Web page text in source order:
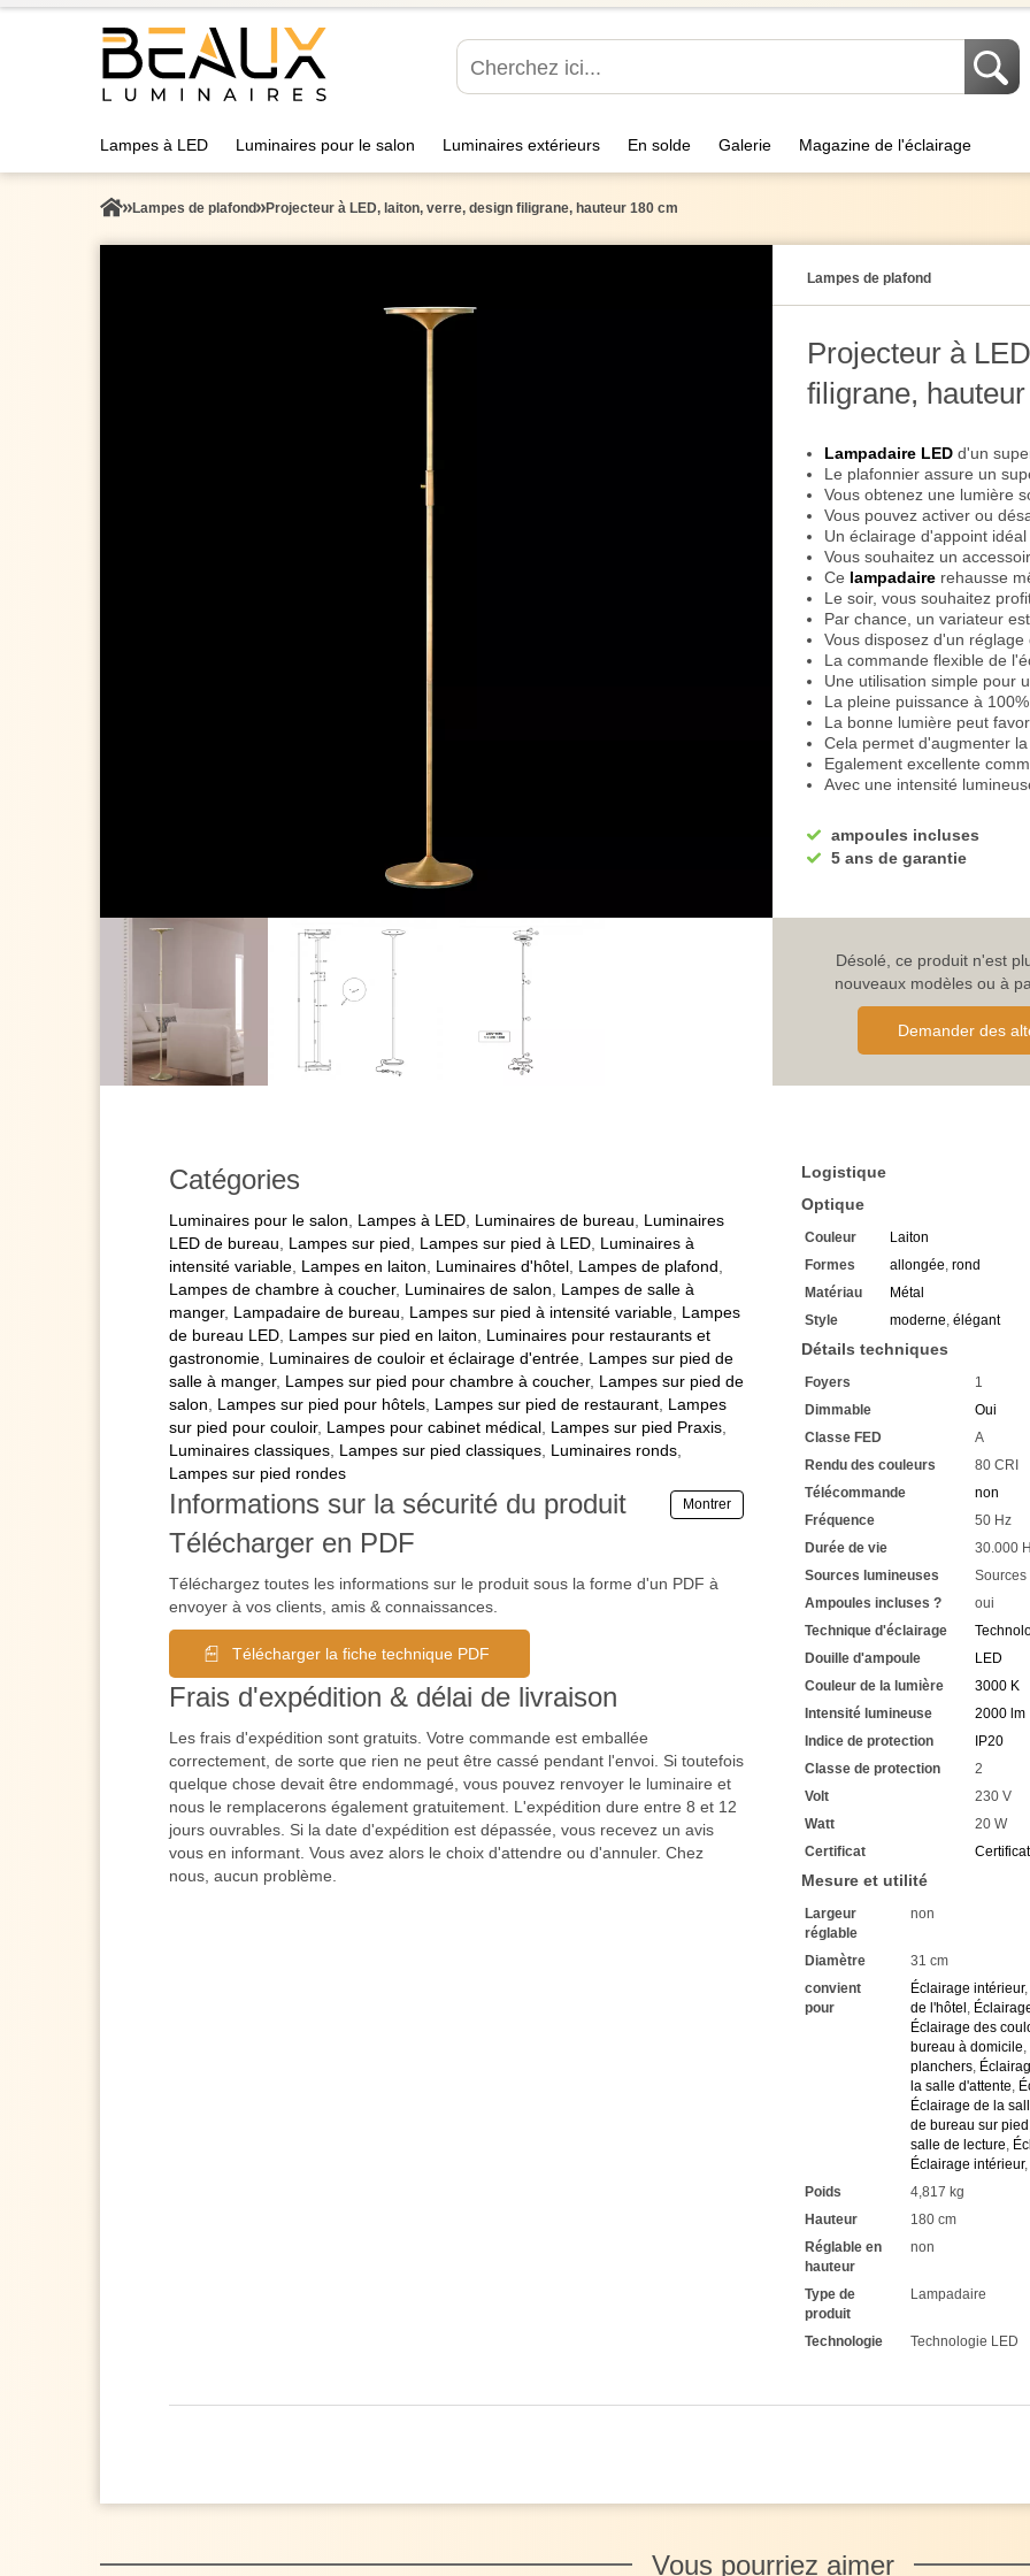
Lampes à LED Luminaires pour le salon Luminaires extérieurs En solde Galerie Magazine de l'éclairage
Lampes de plafond Projecteur à LED, laiton, verre, design filigrane, hauteur 180 cm
Lampes de plafond
Projecteur à
filigrane,
Lampadaire LED d'un
Le plafonnier assure un
Vous obtenez une lumière
Vous pouvez activer ou
Un éclairage d'appoint
Vous souhaitez un
Ce lampadaire rehausse
Le soir, vous souhaitez
Par chance, un variateur
Vous disposez d'un
La commande flexible de
Une utilisation simple pour
La pleine puissance à
La bonne lumière peut
Cela permet d'augmenter
Egalement excellente
Avec une intensité
Une lumière agréable pour
Une lumière très agréable
La faible intensité
Une lumière douce et
Le pied est rond et assure
Avec un bras en forme de
Il se dresse droit vers le
La tête de lampe en forme
Le corps est fabriqué en
Adaptation au
Lelampadaire à intensité
Marqué par la classification
Par conséquent, adapté
D'un diamètre de 31 cm
La hauteur du
Avec 1 LED SMD de 20 watts
Très faible consommation
La puissance lumineuse du
Equivalent à une ampoule
3000 kelvins vous offrent
Un indice de rendu des
Durée de vie extrêmement
Très facile à mettre en
Vous avez chez nous une
Si vous avez des
Renseignez-vous sur les
d'articles
Nous nous réjouissons de
ampoules incluses
5 ans de garantie
Désolé, ce produit n'est
nouveaux modèles ou à
Demander des
Catégories
Luminaires pour le salon, Lampes à LED, Luminaires de bureau, Luminaires
LED de bureau, Lampes sur pied, Lampes sur pied à LED, Luminaires à
intensité variable, Lampes en laiton, Luminaires d'hôtel, Lampes de plafond,
Lampes de chambre à coucher, Luminaires de salon, Lampes de salle à
manger, Lampadaire de bureau, Lampes sur pied à intensité variable, Lampes
de bureau LED, Lampes sur pied en laiton, Luminaires pour restaurants et
gastronomie, Luminaires de couloir et éclairage d'entrée, Lampes sur pied de
salle à manger, Lampes sur pied pour chambre à coucher, Lampes sur pied de
salon, Lampes sur pied pour hôtels, Lampes sur pied de restaurant, Lampes
sur pied pour couloir, Lampes pour cabinet médical, Lampes sur pied Praxis,
Luminaires classiques, Lampes sur pied classiques, Luminaires ronds,
Lampes sur pied rondes
Informations sur la sécurité du produit Montrer
Télécharger en PDF
Téléchargez toutes les informations sur le produit sous la forme d'un PDF à
envoyer à vos clients, amis & connaissances.
Télécharger la fiche technique PDF
Frais d'expédition & délai de livraison
Les frais d'expédition sont gratuits. Votre commande est emballée
correctement, de sorte que rien ne peut être cassé pendant l'envoi. Si toutefois
quelque chose devait être endommagé, vous pouvez renvoyer le luminaire et
nous le remplacerons également gratuitement. L'expédition dure entre 8 et 12
jours ouvrables. Si la date d'expédition est dépassée, vous recevez un avis
vous en informant. Vous avez alors le choix d'attendre ou d'annuler. Chez
nous, aucun problème.
Logistique
Optique
Couleur
Laiton
Formes
allongée, rond
Matériau
Métal
Style
moderne, élégant
Détails techniques
Foyers
1
Dimmable
Oui
Classe FED
A
Rendu des couleurs
80 CRI
Télécommande
non
Fréquence
50 Hz
Durée de vie
30.000
Sources lumineuses
Sources
Ampoules incluses ?
oui
Technique d'éclairage
Douille d'ampoule
LED
Couleur de la lumière
3000 K
Intensité lumineuse
2000 lm
Indice de protection
IP20
Classe de protection
2
Volt
230 V
Watt
20 W
Certificat
Mesure et utilité
Largeur
réglable
non
Diamètre
31 cm
convient
pour
Éclairage intérieur,
de l'hôtel ,
Éclairage des
bureau à domicile,
planchers,
la salle d'attente,
Éclairage de la
de bureau sur pied
salle de lecture,
Éclairage intérieur,
Poids
4,817 kg
Hauteur
180 cm
Réglable en
hauteur
non
Type de
produit
Lampadaire
Technologie Technologie LED
Vous pourriez aimer